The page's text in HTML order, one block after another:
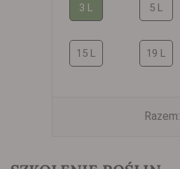
3 L 5 L
15 L 19 L
Razem: